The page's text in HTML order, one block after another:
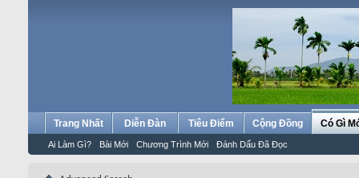
Trang Nhất Diễn Đàn Tiêu Điểm Cộng Đồng Có Gì
Ai Làm Gì? Bài Mới Chương Trình Mới Đánh Dấu Đã Đọc